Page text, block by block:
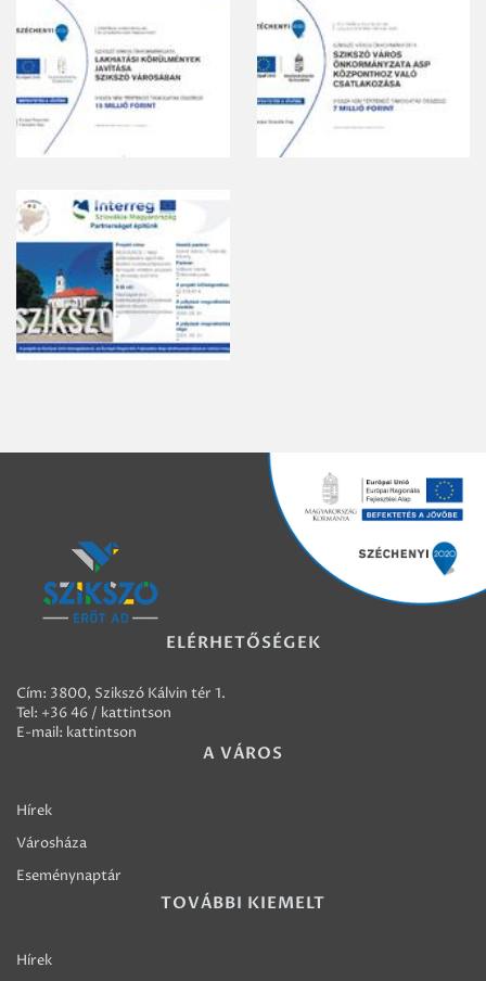
ELÉRHETŐSÉGEK
Cím: 3800, Szikszó Kálvin tér 1.
Tel: +36 46 / kattintson
E-mail: kattintson
A VÁROS
Hírek
Városháza
Eseménynaptár
TOVÁBBI KIEMELT
Hírek